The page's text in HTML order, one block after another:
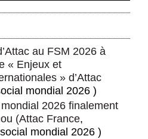
au FSM 2026 à
« Enjeux et
» d’Attac
mondial 2026 )
2026 finalement
(Attac France,
mondial 2026 )